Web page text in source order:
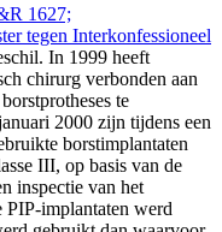
1627;
tegen Interkonfessioneel
In 1999 heeft
chirurg verbonden aan
te
2000 zijn tijdens een
borstimplantaten
III, op basis van de
inspectie van het
PIP-implantaten werd